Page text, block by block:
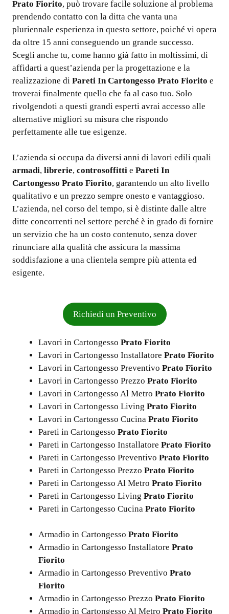
Prato Fiorito, può trovare facile soluzione al problema
prendendo contatto con la ditta che vanta una
pluriennale esperienza in questo settore, poiché vi opera
da oltre 15 anni conseguendo un grande successo.
Scegli anche tu, come hanno già fatto in moltissimi, di
affidarti a quest’azienda per la progettazione e la
realizzazione di Pareti In Cartongesso Prato Fiorito e
troverai finalmente quello che fa al caso tuo. Solo
rivolgendoti a questi grandi esperti avrai accesso alle
alternative migliori su misura che rispondo
perfettamente alle tue esigenze.
L’azienda si occupa da diversi anni di lavori edili quali
armadi, librerie, controsoffitti e Pareti In
Cartongesso Prato Fiorito, garantendo un alto livello
qualitativo e un prezzo sempre onesto e vantaggioso.
L’azienda, nel corso del tempo, si è distinte dalle altre
ditte concorrenti nel settore perché è in grado di fornire
un servizio che ha un costo contenuto, senza dover
rinunciare alla qualità che assicura la massima
soddisfazione a una clientela sempre più attenta ed
esigente.
Richiedi un Preventivo
Lavori in Cartongesso Prato Fiorito
Lavori in Cartongesso Installatore Prato Fiorito
Lavori in Cartongesso Preventivo Prato Fiorito
Lavori in Cartongesso Prezzo Prato Fiorito
Lavori in Cartongesso Al Metro Prato Fiorito
Lavori in Cartongesso Living Prato Fiorito
Lavori in Cartongesso Cucina Prato Fiorito
Pareti in Cartongesso Prato Fiorito
Pareti in Cartongesso Installatore Prato Fiorito
Pareti in Cartongesso Preventivo Prato Fiorito
Pareti in Cartongesso Prezzo Prato Fiorito
Pareti in Cartongesso Al Metro Prato Fiorito
Pareti in Cartongesso Living Prato Fiorito
Pareti in Cartongesso Cucina Prato Fiorito
Armadio in Cartongesso Prato Fiorito
Armadio in Cartongesso Installatore Prato
Fiorito
Armadio in Cartongesso Preventivo Prato
Fiorito
Armadio in Cartongesso Prezzo Prato Fiorito
Armadio in Cartongesso Al Metro Prato Fiorito